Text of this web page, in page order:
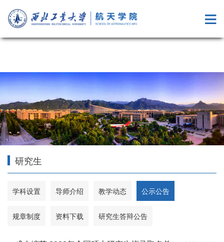
成人综艺
研究生
学科设置 导师介绍 教学动态 公示公告
规章制度 资料下载 研究生答辩公告